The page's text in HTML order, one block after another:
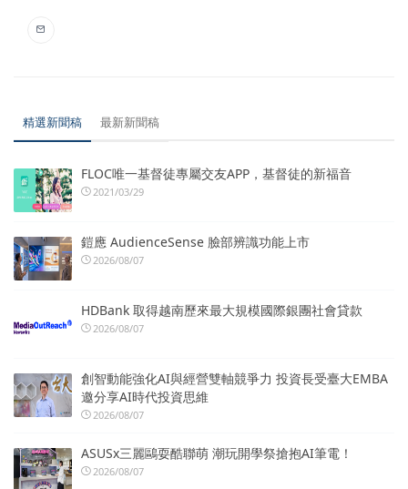
精選新聞稿 最新新聞稿
FLOC唯一基督徒專屬交友APP，基督徒的新福音
2021/03/29
鎧應 AudienceSense 臉部辨識功能上市
2026/08/07
HDBank 取得越南歷來最大規模國際銀團社會貸款
2026/08/07
創智動能強化AI與經營雙軸競爭力 投資長受臺大EMBA
邀分享AI時代投資思維
2026/08/07
ASUSx三麗鷗耍酷聯萌 潮玩開學祭搶抱AI筆電！
2026/08/07